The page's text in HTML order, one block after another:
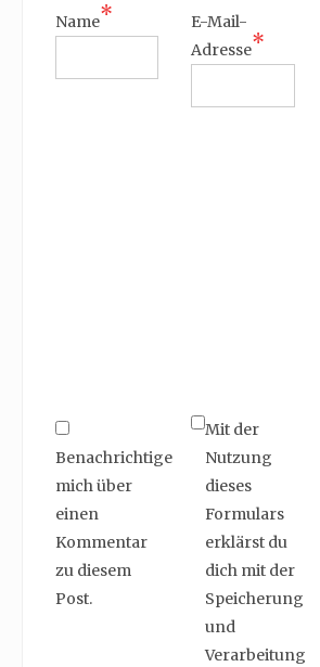
Name*
E-Mail-
Adresse*
Benachrichtige
mich über
einen
Kommentar
zu diesem
Post.
Mit der
Nutzung
dieses
Formulars
erklärst du
dich mit der
Speicherung
und
Verarbeitung